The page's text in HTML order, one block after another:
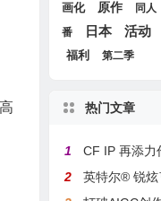
画化
原作 同人
番
日本 活动
福利 第二季
热门文章
1
CF IP 再添力作！《
2
英特尔® 锐炫™ Pro B70